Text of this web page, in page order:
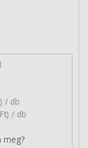
/ db
/ db
meg?